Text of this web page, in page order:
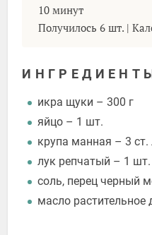
10 минут
Получилось 6 шт. |
икра щуки – 300 г
яйцо – 1 шт.
крупа манная – 3 ст.
лук репчатый – 1 шт.
соль, перец черный
масло растительное